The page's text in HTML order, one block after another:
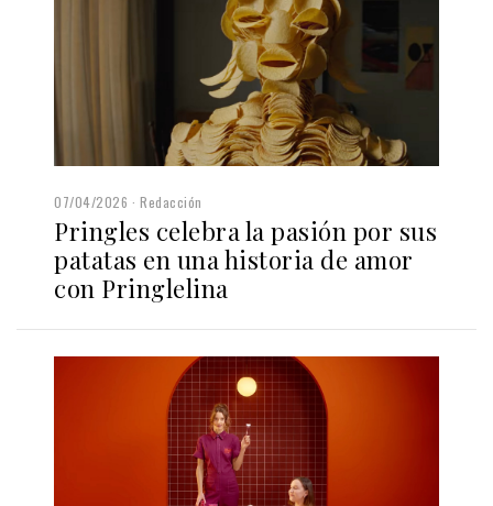
07/04/2026 Redacción
Pringles celebra la pasión por sus
patatas en una historia de amor
con Pringlelina